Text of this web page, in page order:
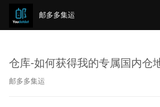
邮多多集运
仓库-如何获得我的专属国内仓
邮多多集运